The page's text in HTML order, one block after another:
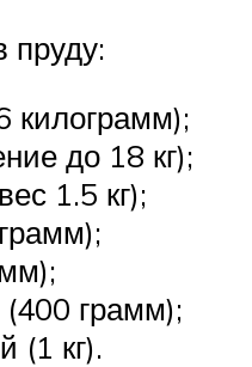
килограмм);
до 18 кг);
1.5 кг);
грамм);
(1 кг).